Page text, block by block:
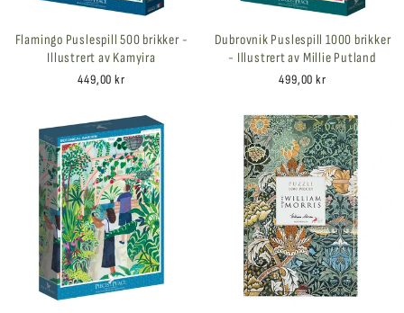
Flamingo Puslespill 500 brikker -
Illustrert av Kamyira
449,00 kr
Dubrovnik Puslespill 1000 brikker
- Illustrert av Millie Putland
499,00 kr